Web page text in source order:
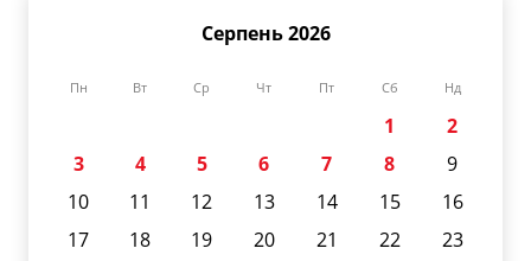
Серпень 2026
Пн Вт Ср Чт Пт Сб Нд
1
2
3
4 5 6 7 8
9
10
11 12 13 14 15
16
17
18 19 20 21 22
23